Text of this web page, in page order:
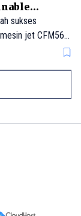
sukses
jet CFM56-
komersial